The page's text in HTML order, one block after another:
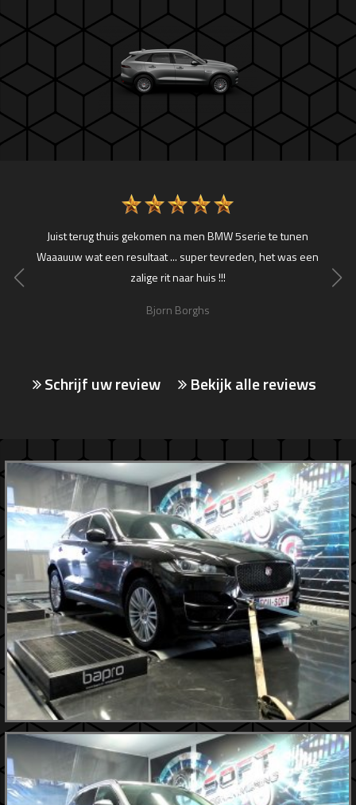
Juist terug thuis gekomen na men BMW 5serie te tunen
Waaauuw wat een resultaat ... super tevreden, het was een
zalige rit naar huis !!!
Bjorn Borghs
Schrijf uw review Bekijk alle reviews